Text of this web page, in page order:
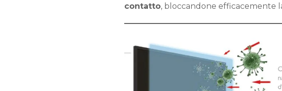
contatto, bloccandone efficacemente